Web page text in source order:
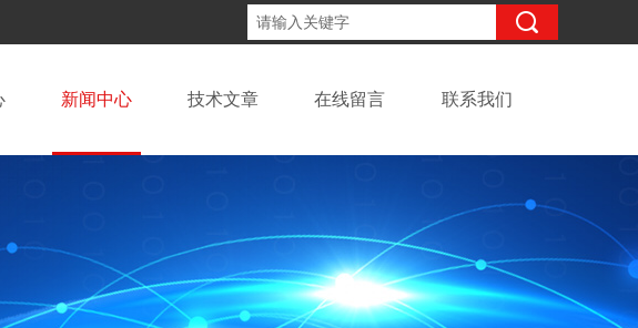
新闻中心 技术文章 在线留言 联系我们